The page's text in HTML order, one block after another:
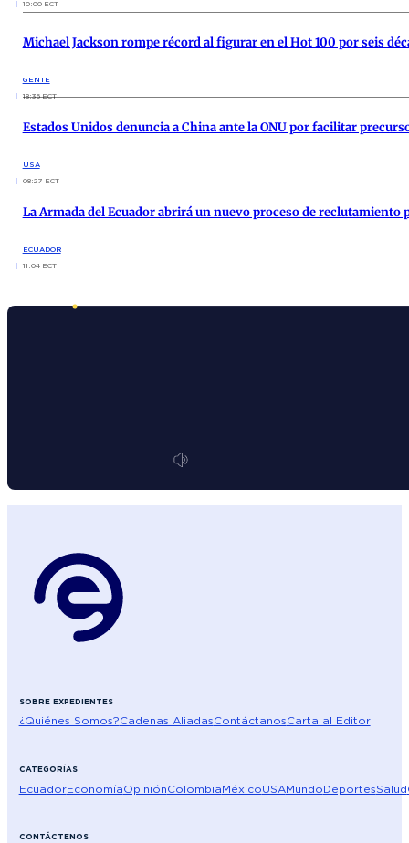
10:00 ECT
Michael Jackson rompe récord al figurar en el Hot 100 por seis
GENTE
18:36 ECT
Estados Unidos denuncia a China ante la ONU por facilitar
USA
08:27 ECT
La Armada del Ecuador abrirá un nuevo proceso de reclutamiento
ECUADOR
11:04 ECT
SOBRE EXPEDIENTES
¿Quiénes Somos?Cadenas AliadasContáctanosCarta al Editor
CATEGORÍAS
EcuadorEconomíaOpiniónColombiaMéxicoUSAMundoDeportesSalud
CONTÁCTENOS